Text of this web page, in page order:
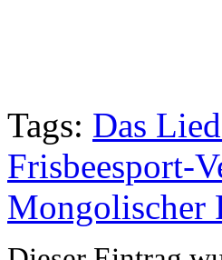
Tags: Das
Frisbeesport-
Mongolischer